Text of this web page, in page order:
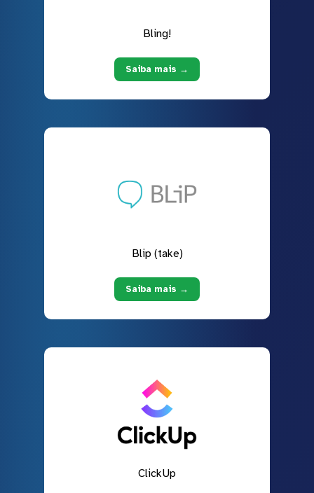
Bling!
Saiba mais →
Blip (take)
Saiba mais →
ClickUp